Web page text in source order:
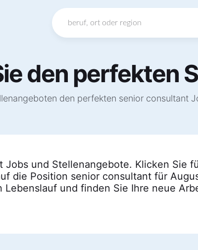
den perfekten
den perfekten senior consultant
Jobs und Stellenangebote. Klicken Sie
die Position senior consultant für
Lebenslauf und finden Sie Ihre neue